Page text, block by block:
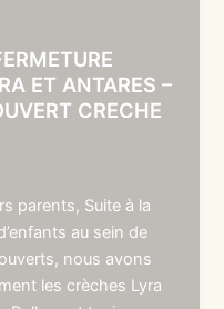
ET ANTARES –
CRECHE
parents, Suite à la
au sein de
nous avons
les crèches Lyra